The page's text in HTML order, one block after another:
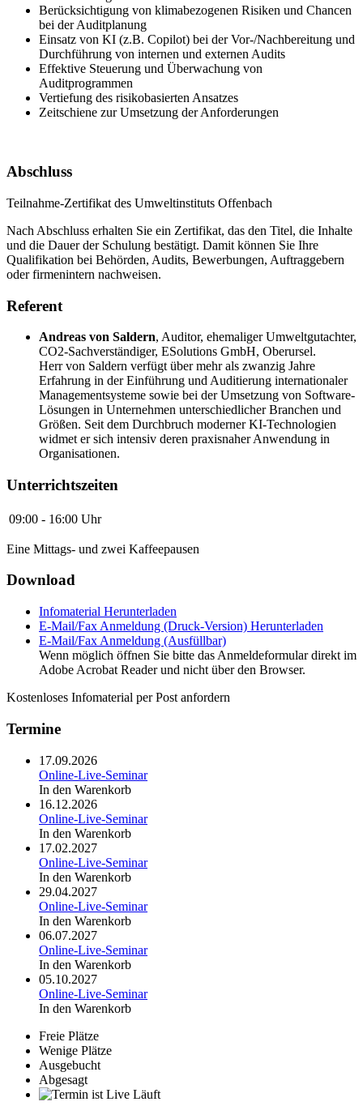
Berücksichtigung von klimabezogenen Risiken und Chancen
bei der Auditplanung
Einsatz von KI (z.B. Copilot) bei der Vor-/Nachbereitung und
Durchführung von internen und externen Audits
Effektive Steuerung und Überwachung von
Auditprogrammen
Vertiefung des risikobasierten Ansatzes
Zeitschiene zur Umsetzung der Anforderungen
Abschluss
Teilnahme-Zertifikat des Umweltinstituts Offenbach
Nach Abschluss erhalten Sie ein Zertifikat, das den Titel, die Inhalte
und die Dauer der Schulung bestätigt. Damit können Sie Ihre
Qualifikation bei Behörden, Audits, Bewerbungen, Auftraggebern
oder firmenintern nachweisen.
Referent
Andreas von Saldern, Auditor, ehemaliger Umweltgutachter,
CO2-Sachverständiger, ESolutions GmbH, Oberursel.
Herr von Saldern verfügt über mehr als zwanzig Jahre
Erfahrung in der Einführung und Auditierung internationaler
Managementsysteme sowie bei der Umsetzung von Software-
Lösungen in Unternehmen unterschiedlicher Branchen und
Größen. Seit dem Durchbruch moderner KI-Technologien
widmet er sich intensiv deren praxisnaher Anwendung in
Organisationen.
Unterrichtszeiten
09:00 - 16:00 Uhr
Eine Mittags- und zwei Kaffeepausen
Download
Infomaterial Herunterladen
E-Mail/Fax Anmeldung (Druck-Version) Herunterladen
E-Mail/Fax Anmeldung (Ausfüllbar)
Wenn möglich öffnen Sie bitte das Anmeldeformular direkt im
Adobe Acrobat Reader und nicht über den Browser.
Kostenloses Infomaterial per Post anfordern
Termine
17.09.2026
Online-Live-Seminar
In den Warenkorb
16.12.2026
Online-Live-Seminar
In den Warenkorb
17.02.2027
Online-Live-Seminar
In den Warenkorb
29.04.2027
Online-Live-Seminar
In den Warenkorb
06.07.2027
Online-Live-Seminar
In den Warenkorb
05.10.2027
Online-Live-Seminar
In den Warenkorb
Freie Plätze
Wenige Plätze
Ausgebucht
Abgesagt
Läuft